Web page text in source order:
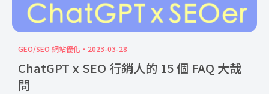
GEO/SEO 網站優化 2023-03-28
ChatGPT x SEO 行銷人的 15 個 FAQ 大哉
問